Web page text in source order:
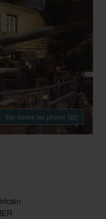
Voir toutes les photos (22)